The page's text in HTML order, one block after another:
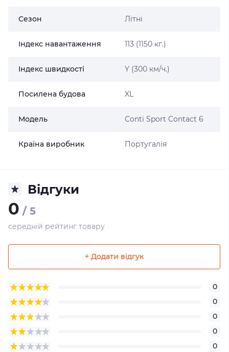
Сезон Літні
Індекс навантаження 113 (1150 кг.)
Індекс швидкості Y (300 км/ч.)
Посилена будова XL
Модель Conti Sport Contact 6
Країна виробник Португалія
Відгуки
0 / 5
середній рейтинг товару
+ Додати відгук
0
0
0
0
0